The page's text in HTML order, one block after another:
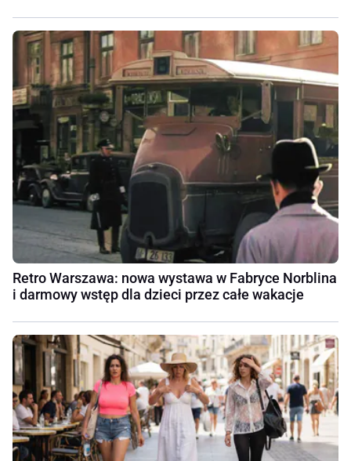
Retro Warszawa: nowa wystawa w Fabryce Norblina
i darmowy wstęp dla dzieci przez całe wakacje